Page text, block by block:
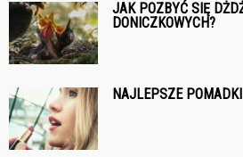
JAK POZBYĆ SIĘ
DONICZKOWYCH?
NAJLEPSZE